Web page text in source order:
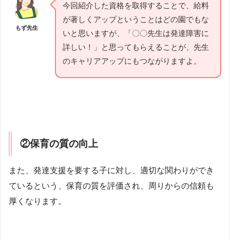
もず先生
今回紹介した資格を取得することで、給料
が著しくアップということはどの園でもな
いと思いますが、「〇〇先生は発達障害に
詳しい！」と思ってもらえることが、先生
のキャリアアップにもつながりますよ。
②保育の質の向上
また、発達支援を要する子に対し、適切な関わりができ
ているという、保育の質を評価され、周りからの信頼も
厚くなります。